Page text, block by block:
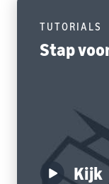
TUTORIALS
Stap
Kijk